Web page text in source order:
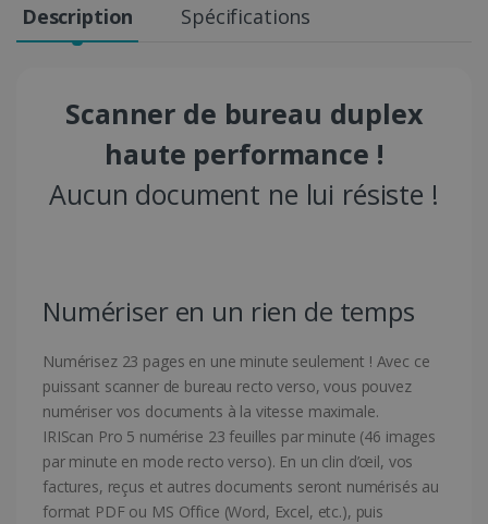
Description Spécifications
Scanner de bureau duplex
haute performance !
Aucun document ne lui résiste !
Numériser en un rien de temps
Numérisez 23 pages en une minute seulement ! Avec ce
puissant scanner de bureau recto verso, vous pouvez
numériser vos documents à la vitesse maximale.
IRIScan Pro 5 numérise 23 feuilles par minute (46 images
par minute en mode recto verso). En un clin d’œil, vos
factures, reçus et autres documents seront numérisés au
format PDF ou MS Office (Word, Excel, etc.), puis